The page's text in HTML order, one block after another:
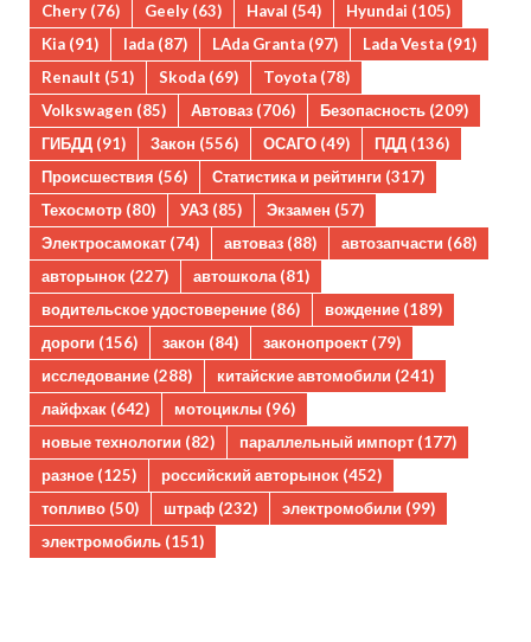
Chery (76) Geely (63) Haval (54) Hyundai (105)
Kia (91) lada (87) LAda Granta (97) Lada Vesta (91)
Renault (51) Skoda (69) Toyota (78)
Volkswagen (85) Автоваз (706) Безопасность (209)
ГИБДД (91) Закон (556) ОСАГО (49) ПДД (136)
Происшествия (56) Статистика и рейтинги (317)
Техосмотр (80) УАЗ (85) Экзамен (57)
Электросамокат (74) автоваз (88) автозапчасти (68)
авторынок (227) автошкола(81)
водительское удостоверение (86) вождение (189)
дороги (156) закон (84) законопроект (79)
исследование (288) китайские автомобили (241)
лайфхак (642) мотоциклы (96)
новые технологии (82) параллельный импорт (177)
разное (125) российский авторынок (452)
топливо (50) штраф (232) электромобили (99)
электромобиль (151)